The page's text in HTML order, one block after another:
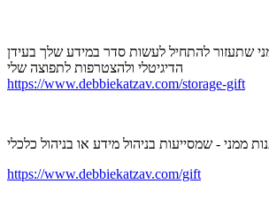
שתעזור להתחיל לעשות סדר במידע שלך בעידן
הדיגיטלי ולהצטרפות לתפוצה שלי
https://www.debbiekatzav.com/storage-gift
https://www.debbiekatzav.com/gift